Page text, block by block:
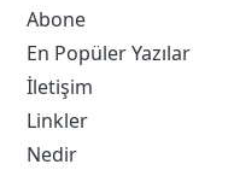
Abone
En Popüler Yazılar
İletişim
Linkler
Nedir